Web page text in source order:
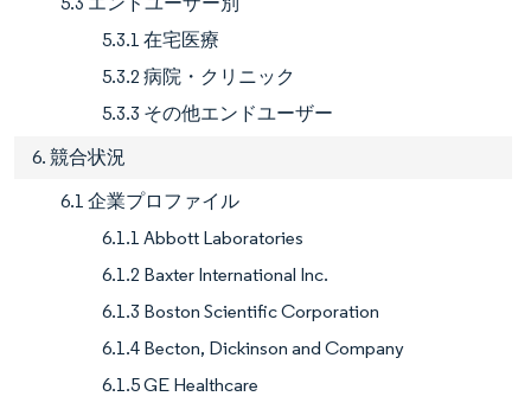
5.3.1 在宅医療
5.3.2 病院・クリニック
5.3.3 その他エンドユーザー
6. 競合状況
6.1 企業プロファイル
6.1.1 Abbott Laboratories
6.1.2 Baxter International Inc.
6.1.3 Boston Scientific Corporation
6.1.4 Becton, Dickinson and Company
6.1.5 GE Healthcare